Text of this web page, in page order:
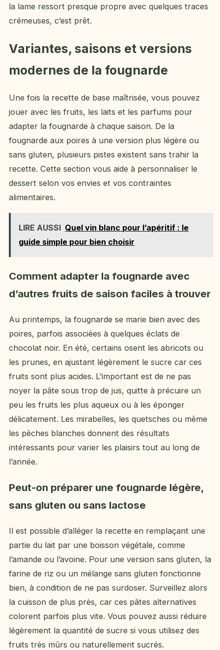
la lame ressort presque propre avec quelques traces
crémeuses, c’est prêt.
Variantes, saisons et versions
modernes de la fougnarde
Une fois la recette de base maîtrisée, vous pouvez
jouer avec les fruits, les laits et les parfums pour
adapter la fougnarde à chaque saison. De la
fougnarde aux poires à une version plus légère ou
sans gluten, plusieurs pistes existent sans trahir la
recette. Cette section vous aide à personnaliser le
dessert selon vos envies et vos contraintes
alimentaires.
LIRE AUSSI Quel vin blanc pour l’apéritif : le
guide simple pour bien choisir
Comment adapter la fougnarde avec
d’autres fruits de saison faciles à trouver
Au printemps, la fougnarde se marie bien avec des
poires, parfois associées à quelques éclats de
chocolat noir. En été, certains osent les abricots ou
les prunes, en ajustant légèrement le sucre car ces
fruits sont plus acides. L’important est de ne pas
noyer la pâte sous trop de jus, quitte à précuire un
peu les fruits les plus aqueux ou à les éponger
délicatement. Les mirabelles, les quetsches ou même
les pêches blanches donnent des résultats
intéressants pour varier les plaisirs tout au long de
l’année.
Peut-on préparer une fougnarde légère,
sans gluten ou sans lactose
Il est possible d’alléger la recette en remplaçant une
partie du lait par une boisson végétale, comme
l’amande ou l’avoine. Pour une version sans gluten, la
farine de riz ou un mélange sans gluten fonctionne
bien, à condition de ne pas surdoser. Surveillez alors
la cuisson de plus près, car ces pâtes alternatives
colorent parfois plus vite. Vous pouvez aussi réduire
légèrement la quantité de sucre si vous utilisez des
fruits très mûrs ou naturellement sucrés.